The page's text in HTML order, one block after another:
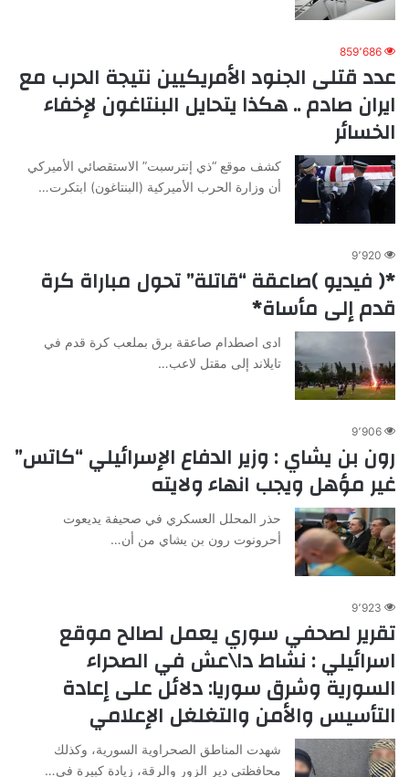
859٬686
عدد قتلى الجنود الأمريكيين نتيجة الحرب مع
ايران صادم .. هكذا يتحايل البنتاغون لإخفاء
الخسائر
كشف موقع “ذي إنترسبت” الاستقصائي الأميركي
أن وزارة الحرب الأميركية (البنتاغون) ابتكرت…
9٬920
*( فيديو )صاعقة “قاتلة” تحول مباراة كرة
قدم إلى مأساة*
ادى اصطدام صاعقة برق بملعب كرة قدم في
تايلاند إلى مقتل لاعب…
9٬906
رون بن يشاي : وزير الدفاع الإسرائيلي “كاتس”
غير مؤهل ويجب انهاء ولايته
حذر المحلل العسكري في صحيفة يديعوت
أحرونوت رون بن يشاي من أن…
9٬923
تقرير لصحفي سوري يعمل لصالح موقع
اسرائيلي : نشاط دا\عش في الصحراء
السورية وشرق سوريا: دلائل على إعادة
التأسيس والأمن والتغلغل الإعلامي
شهدت المناطق الصحراوية السورية، وكذلك
محافظتي دير الزور والرقة، زيادة كبيرة في…